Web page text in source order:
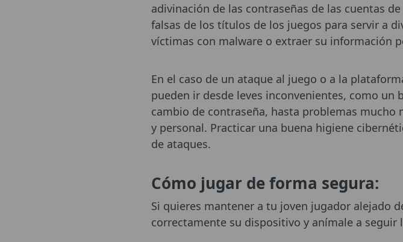
adivinación de las contraseñas de las cuentas
falsas de los títulos de los juegos para servir a
víctimas con malware o extraer su información
En el caso de un ataque al juego o a la
pueden ir desde leves inconvenientes, como
cambio de contraseña, hasta problemas
y personal. Practicar una buena higiene
de ataques.
Cómo jugar de forma segura:
Si quieres mantener a tu joven jugador alejado
correctamente su dispositivo y anímale a seguir